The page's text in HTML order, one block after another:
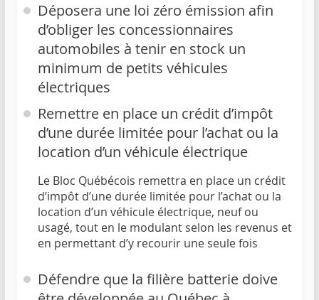
Déposera une loi zéro émission afin
d’obliger les concessionnaires
automobiles à tenir en stock un
minimum de petits véhicules
électriques
Remettre en place un crédit d’impôt
d’une durée limitée pour l’achat ou la
location d’un véhicule électrique
Le Bloc Québécois remettra en place un crédit
d’impôt d’une durée limitée pour l’achat ou la
location d’un véhicule électrique, neuf ou
usagé, tout en le modulant selon les revenus et
en permettant d’y recourir une seule fois
Défendre que la filière batterie doive